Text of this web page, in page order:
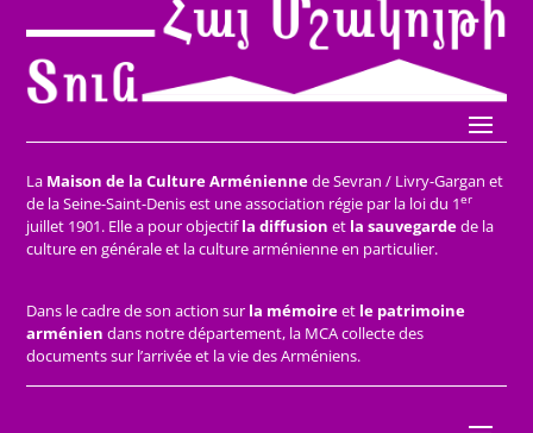
La Maison de la Culture Arméniennede Sevran / Livry-Gargan et
de la Seine-Saint-Denis est une association régie par la loi du 1er
juillet 1901. Elle a pour objectifla diffusion et la sauvegardede la
culture en générale et la culture arménienne en particulier.
Dans le cadre de son action sur la mémoireet le patrimoine
arménien dans notre département, la MCA collecte des
documents sur l’arrivée et la vie des Arméniens.